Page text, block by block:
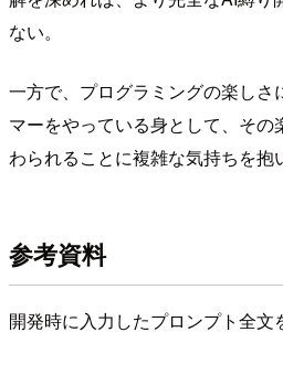
ない。
一方で、プログラミングの楽しさ
マーをやっている身として、そ
わられることに複雑な気持ちを抱
参考資料
開発時に入力したプロンプト全文